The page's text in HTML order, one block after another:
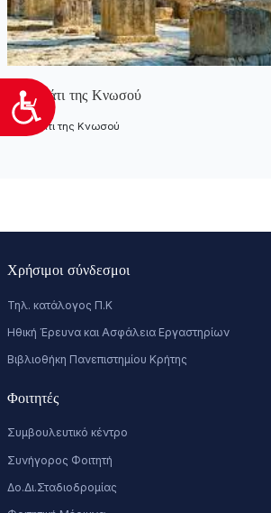
Προσιτότητα
Το παλάτι της Κνωσού
Το παλάτι της Κνωσού
Χρήσιμοι σύνδεσμοι
Τηλ. κατάλογος Π.Κ
Ηθική Έρευνα και Ασφάλεια Εργαστηρίων
Βιβλιοθήκη Πανεπιστημίου Κρήτης
Φοιτητές
Συμβουλευτικό κέντρο
Συνήγορος Φοιτητή
Δο.Δι.Σταδιοδρομίας